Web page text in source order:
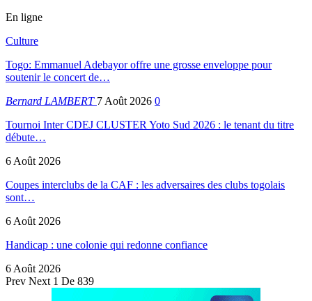
En ligne
Culture
Togo: Emmanuel Adebayor offre une grosse enveloppe pour
soutenir le concert de…
Bernard LAMBERT 7 Août 2026 0
Tournoi Inter CDEJ CLUSTER Yoto Sud 2026 : le tenant du titre
débute…
6 Août 2026
Coupes interclubs de la CAF : les adversaires des clubs togolais
sont…
6 Août 2026
Handicap : une colonie qui redonne confiance
6 Août 2026
Prev Next 1 De 839